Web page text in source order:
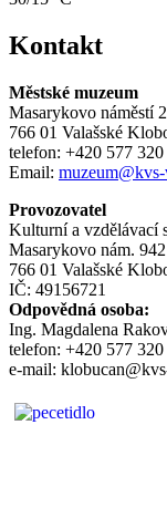
Kontakt
Městské muzeum
Masarykovo náměstí
766 01 Valašské
telefon: +420 577
Email:
Provozovatel
Kulturní a vzdělávací
Masarykovo nám. 942
766 01 Valašské
IČ: 49156721
Odpovědná osoba:
Ing. Magdalena
telefon: +420 577
e-mail: